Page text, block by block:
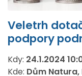
Veletrh
podpory
Kdy: 24.1.2024
Kde: Dům